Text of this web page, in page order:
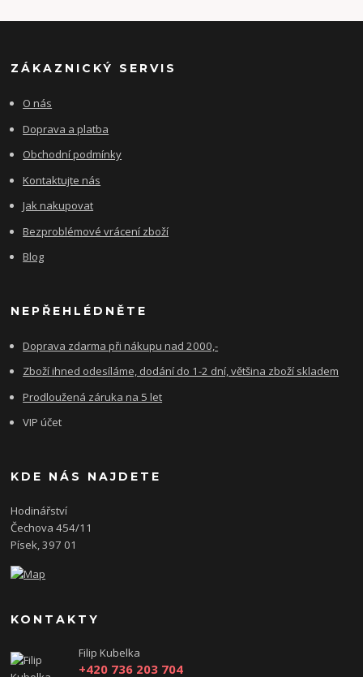
ZÁKAZNICKÝ SERVIS
O nás
Doprava a platba
Obchodní podmínky
Kontaktujte nás
Jak nakupovat
Bezproblémové vrácení zboží
Blog
NEPŘEHLÉDNĚTE
Doprava zdarma při nákupu nad 2000,-
Zboží ihned odesíláme, dodání do 1-2 dní, většina zboží skladem
Prodloužená záruka na 5 let
VIP účet
KDE NÁS NAJDETE
Hodinářství
Čechova 454/11
Písek, 397 01
KONTAKTY
Filip Kubelka
+420 736 203 704